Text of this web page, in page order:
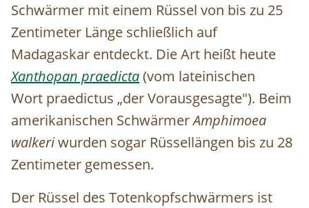
Schwärmer mit einem Rüssel von bis zu 25
Zentimeter Länge schließlich auf
Madagaskar entdeckt. Die Art heißt heute
Xanthopan praedicta(vom lateinischen
Wort praedictus „der Vorausgesagte"). Beim
amerikanischen SchwärmerAmphimoea
walkeriwurden sogar Rüssellängen bis zu 28
Zentimeter gemessen.
Der Rüssel des Totenkopfschwärmers ist